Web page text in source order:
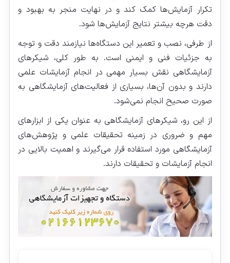
تکرار آزمایش‌ها کمک کند و در نهایت منجر به بهبود و
دقت هرچه بیشتر نتایج آزمایش‌ها شود.
از طرفی، نصب و تعمیر این دستگاه‌ها نیازمند دقت و توجه
به جزئیات فنی و ایمنی است. به طور کلی، شیکرهای
آزمایشگاهی نقش بسیار مهمی در انجام آزمایشات علمی
دارند و بدون آن‌ها، بسیاری از فعالیت‌های آزمایشگاهی به
صورت صحیح انجام نمی‌شود.
از این رو، شیکرهای آزمایشگاهی به عنوان یکی از ابزارهای
مهم و ضروری در زمینه تحقیقات علمی و پژوهش‌های
آزمایشگاهی مورد استفاده قرار می‌گیرند و اهمیت بالایی در
انجام آزمایشات و تحقیقات دارند.